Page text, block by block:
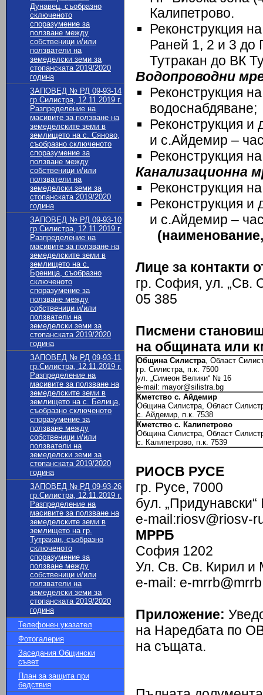
Дунавец, съобразно
сключеното
споразумение за
ползване между
собственици и/или
ползватели на
земеделски земи за
стопанската 2019/2020
година
ЗАПОВЕД № РД 09-93-14
гр.Силистра, 12.11.2019 г.
Разпределение на
масивите за ползване на
земеделските земи в
землището на с. Сяново,
съобразно сключеното
споразумение за
ползване между
собственици и/или
ползватели на
земеделски земи за
стопанската 2019/2020
година
ЗАПОВЕД № РД 09-93-10
гр.Силистра, 12.11.2019 г.
Разпределение на
масивите за ползване на
земеделските земи в
землището на с.
Бреница, съобразно
сключеното
споразумение за
ползване между
собственици и/или
ползватели на
земеделски земи за
стопанската 2019/2020
година
ЗАПОВЕД № РД 09-93-11
гр.Силистра, 12.11.2019 г.
Разпределение на
масивите за ползване на
земеделските земи в
землището на с. Белица,
съобразно сключеното
споразумение за
ползване между
собственици и/или
ползватели на
земеделски земи за
стопанската 2019/2020
година
ЗАПОВЕД № РД 09-93-26
гр.Силистра, 12.11.2019 г.
Разпределение на
масивите за ползване на
земеделските земи в
землището на гр.
Тутракан, съобразно
сключеното
споразумение за
ползване между
собственици и/или
ползватели на
земеделски земи за
стопанската 2019/2020
година
Телефонен указател
Фотогалерия
Заседания Общински
съвет
План за защита при
бедствия
Калипетрово.
Реконструкция
Раней 1, 2 и 3 до
Тутракан до ВК
Водопроводни
Реконструкция
водоснабдяване;
Реконструкция и
и с.Айдемир –
Реконструкция
Канализационна
Реконструкция
Реконструкция и
и с.Айдемир –
(
Лице за контакти
гр. София, ул. „Св.
05 385
Писмени
на общината или
Община Силистра, Област
гр. Силистра, п.к. 7500
ул. „Симеон Велики“ № 16
e-mail: mayor@silistra.bg
Кметство с. Айдемир
Община Силистра, Област
с. Айдемир, п.к. 7538
Кметство с. Калипетрово
Община Силистра, Област
с. Калипетрово, п.к. 7539
РИОСВ РУСЕ
гр. Русе, 7000
бул.
e-mail:riosv@riosv-
МРРБ
София 1202
Ул. Св. Св. Кирил
e-mail: e-
Приложение:
на Наредбата по
на същата.